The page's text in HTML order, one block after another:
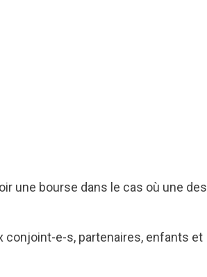
une bourse dans le cas où une des
conjoint-e-s, partenaires, enfants et